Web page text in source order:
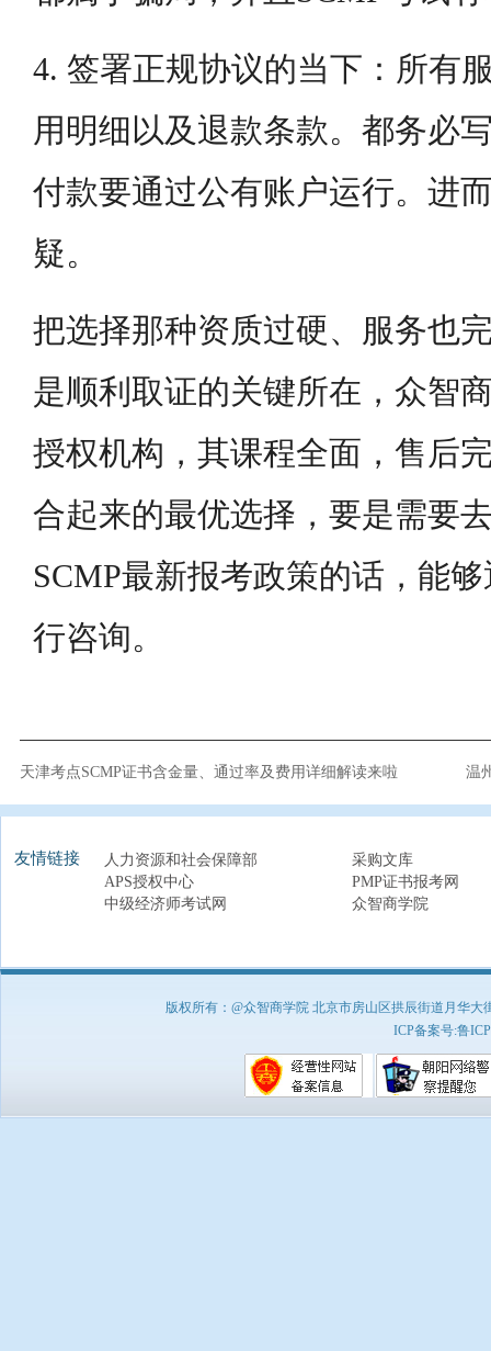
4. 签署正规协议的当下：所有
用明细以及退款条款。都务必
付款要通过公有账户运行。进
疑。
把选择那种资质过硬、服务也
是顺利取证的关键所在，众智
授权机构，其课程全面，售后
合起来的最优选择，要是需要
SCMP最新报考政策的话，能
行咨询。
天津考点SCMP证书含金量、通过率及费用详细解读来啦 温
友情链接 人力资源和社会保障部
采购文库
APS授权中心
PMP证书报考网
中级经济师考试网
众智商学院
版权所有：@众智商学院 北京市房山区拱辰街道月华
ICP备案号:鲁